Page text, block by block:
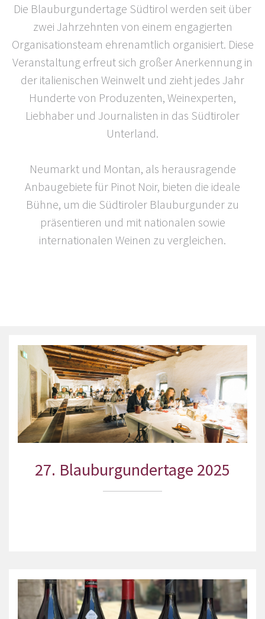
Die Blauburgundertage Südtirol werden seit über
zwei Jahrzehnten von einem engagierten
Organisationsteam ehrenamtlich organisiert. Diese
Veranstaltung erfreut sich großer Anerkennung in
der italienischen Weinwelt und zieht jedes Jahr
Hunderte von Produzenten, Weinexperten,
Liebhaber und Journalisten in das Südtiroler
Unterland.
Neumarkt und Montan, als herausragende
Anbaugebiete für Pinot Noir, bieten die ideale
Bühne, um die Südtiroler Blauburgunder zu
präsentieren und mit nationalen sowie
internationalen Weinen zu vergleichen.
27. Blauburgundertage 2025